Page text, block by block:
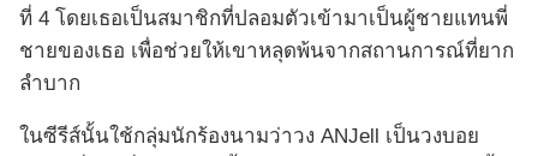
ที่ 4 โดยเธอเป็นสมาชิกที่ปลอมตัวเข้ามาเป็นผู้ชายแทนพี่
ชายของเธอ เพื่อช่วยให้เขาหลุดพ้นจากสถานการณ์ที่ยาก
ลำบาก
ในซีรีส์นั้นใช้กลุ่มนักร้องนามว่าวง ANJell เป็นวงบอย